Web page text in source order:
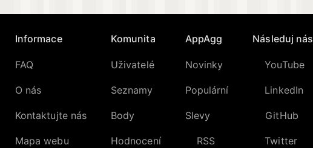
Informace
FAQ
O nás
Kontaktujte nás
Mapa webu
Komunita
Uživatelé
Seznamy
Body
Hodnocení
AppAgg
Novinky
Populární
Slevy
RSS
Následuj nás
YouTube
LinkedIn
GitHub
Twitter